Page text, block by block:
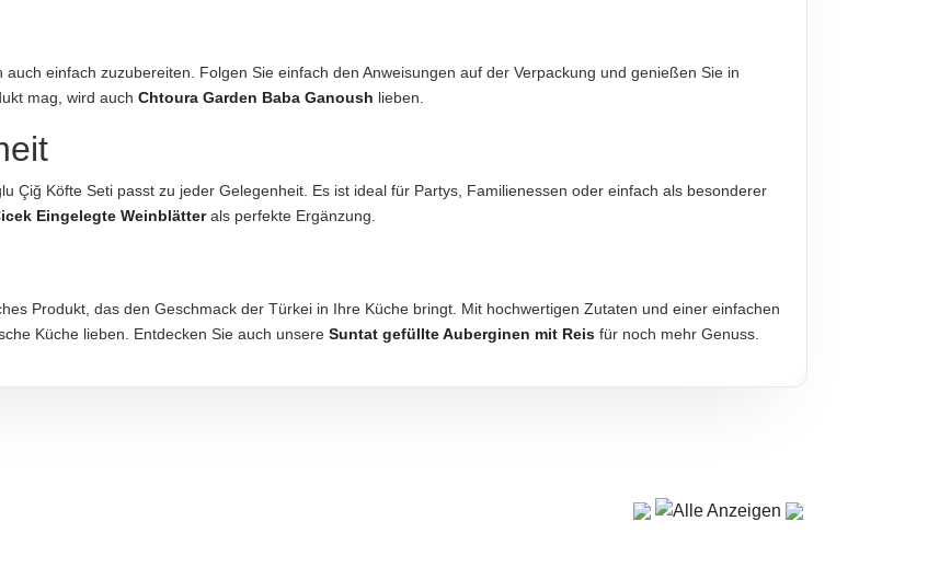
Bitte prüfen Sie die Angaben auf der jeweiligen Produktverpackung; nur diese sind verbindlich.
einfach zuzubereiten. Folgen Sie einfach den Anweisungen auf der Verpackung und genießen Sie in
mag, wird auch Chtoura Garden Baba Ganoush lieben.
Çiğ Köfte Seti passt zu jeder Gelegenheit. Es ist ideal für Partys, Familienessen oder einfach als besonderer
Eingelegte Weinblätterals perfekte Ergänzung.
Produkt, das den Geschmack der Türkei in Ihre Küche bringt. Mit hochwertigen Zutaten und einer einfachen
Küche lieben. Entdecken Sie auch unsere Suntat gefüllte Auberginen mit Reis für noch mehr Genuss.